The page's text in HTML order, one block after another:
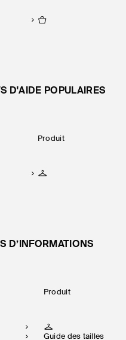
D'AIDE POPULAIRES
Produit
D’INFORMATIONS
Produit
Guide des tailles